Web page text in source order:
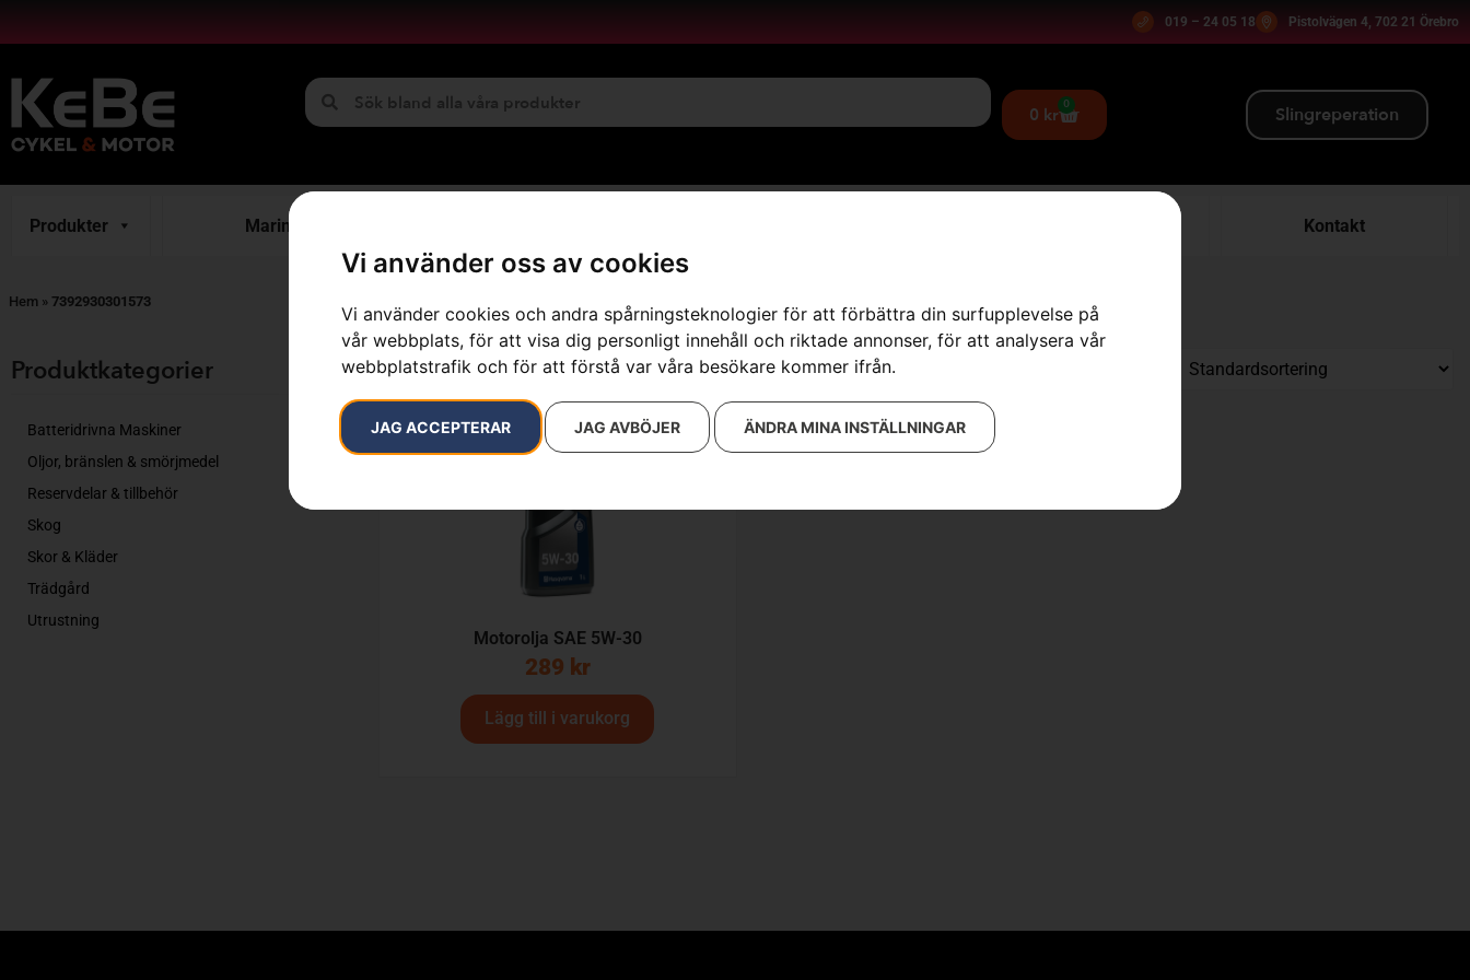
Vi använder oss av cookies
Vi använder cookies och andra spårningsteknologier för att förbättra din surfupplevelse på
vår webbplats, för att visa dig personligt innehåll och riktade annonser, för att analysera vår
webbplatstrafik och för att förstå var våra besökare kommer ifrån.
JAG ACCEPTERAR JAG AVBÖJER ÄNDRA MINA INSTÄLLNINGAR
019 – 24 05 18 Pistolvägen 4, 702 21 Örebro
0 kr 0 Slingreperation
Produkter Marint Kontakt
Hem » 7392930301573
Produktkategorier​
Batteridrivna Maskiner
Oljor, bränslen & smörjmedel
Reservdelar & tillbehör
Skog
Skor & Kläder
Trädgård
Utrustning
Endast ett sökresultat
Motorolja SAE 5W-30
289 kr
Lägg till i varukorg